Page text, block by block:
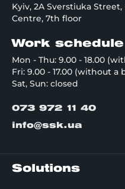
Kyiv, 2A Sverstiuka
Centre, 7th floor
Work schedule
Mon - Thu: 9.00 - 18.00
Fri: 9.00 - 17.00 (without a
Sat, Sun: closed
073 972 11 40
info@ssk.ua
Solutions